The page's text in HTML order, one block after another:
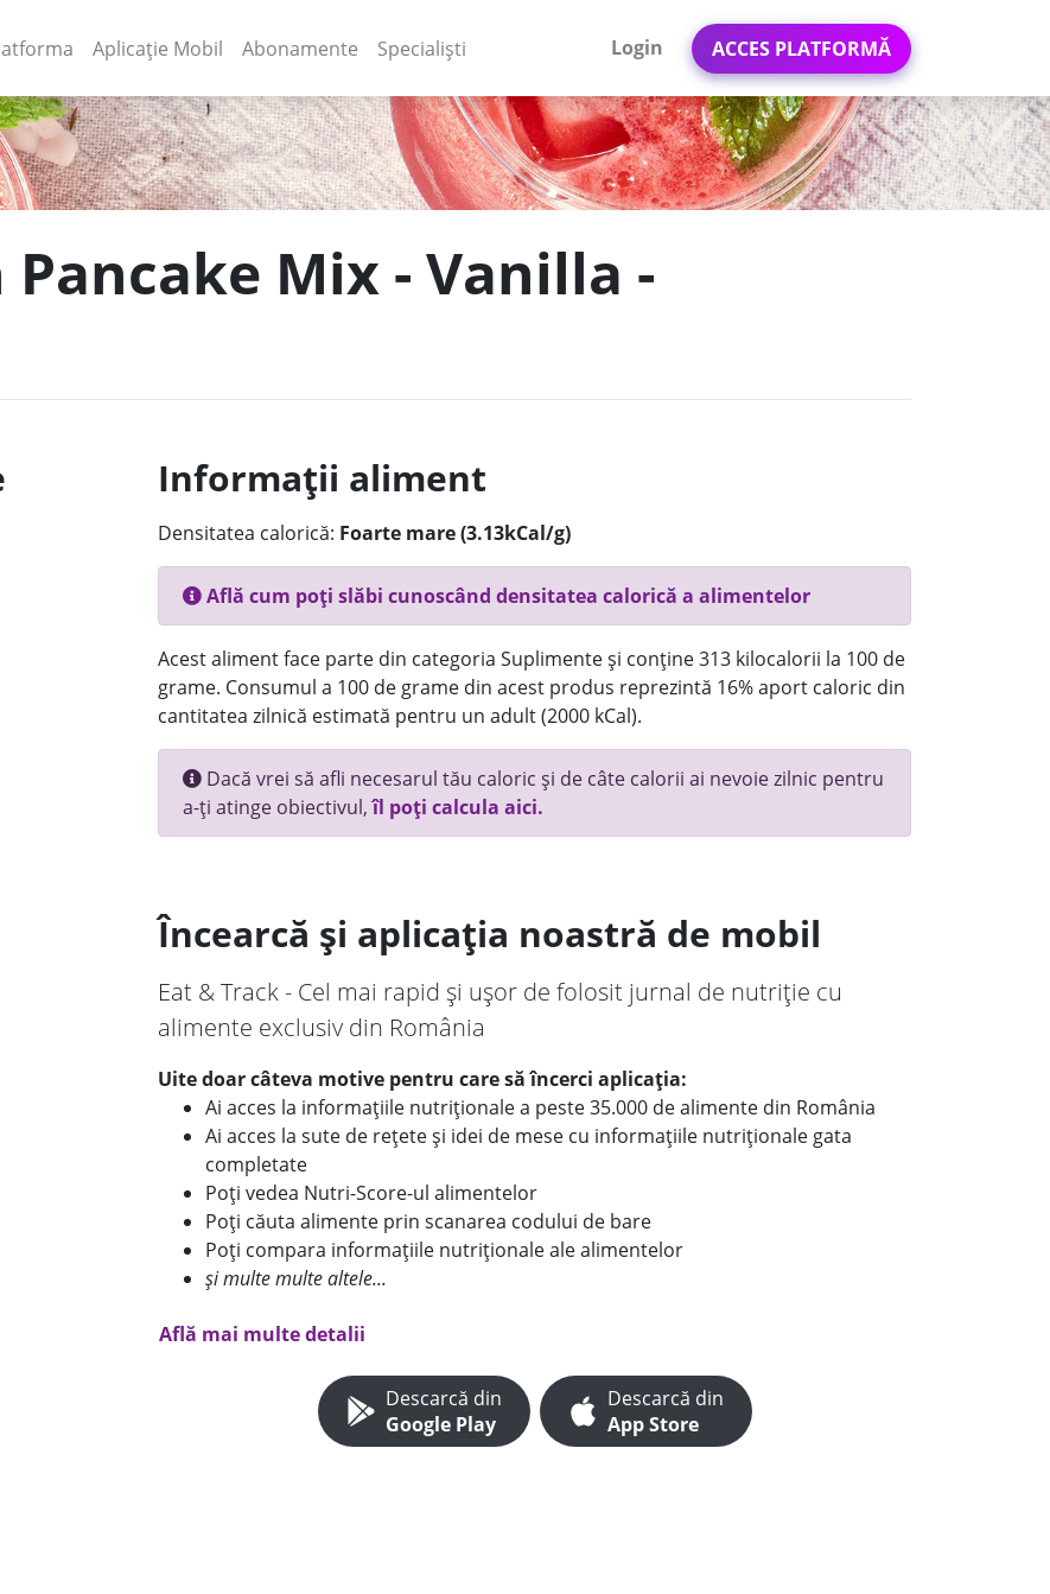
(current)
Aplicație Mobil (current)
Abonamente Specialiști Login ACCES PLATFORMĂ
Mix - Vanilla -
Informații aliment
Densitatea calorică: Foarte mare (3.13kCal/g)
Află cum poți slăbi cunoscând densitatea calorică a alimentelor
Acest aliment face parte din categoria Suplimente și conține 313 kilocalorii la 100 de
grame. Consumul a 100 de grame din acest produs reprezintă 16% aport caloric din
cantitatea zilnică estimată pentru un adult (2000 kCal).
Dacă vrei să afli necesarul tău caloric și de câte calorii ai nevoie zilnic pentru
a-ți atinge obiectivul,îl poți calcula aici.
Încearcă și aplicația noastră de mobil
Eat & Track - Cel mai rapid și ușor de folosit jurnal de nutriție cu
alimente exclusiv din România
Uite doar câteva motive pentru care să încerci aplicația:
Ai acces la informațiile nutriționale a peste 35.000 de alimente din România
Ai acces la sute de rețete și idei de mese cu informațiile nutriționale gata
completate
Poți vedea Nutri-Score-ul alimentelor
Poți căuta alimente prin scanarea codului de bare
Poți compara informațiile nutriționale ale alimentelor
și multe multe altele...
Află mai multe detalii
Descarcă din
Google Play
Descarcă din
App Store